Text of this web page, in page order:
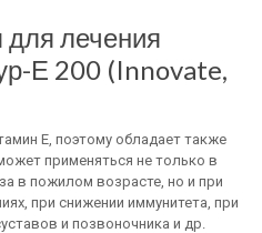
для лечения
Е 200 (Innovate,
Е, поэтому обладает также
применяться не только в
в пожилом возрасте, но и при
при снижении иммунитета, при
и позвоночника и др.